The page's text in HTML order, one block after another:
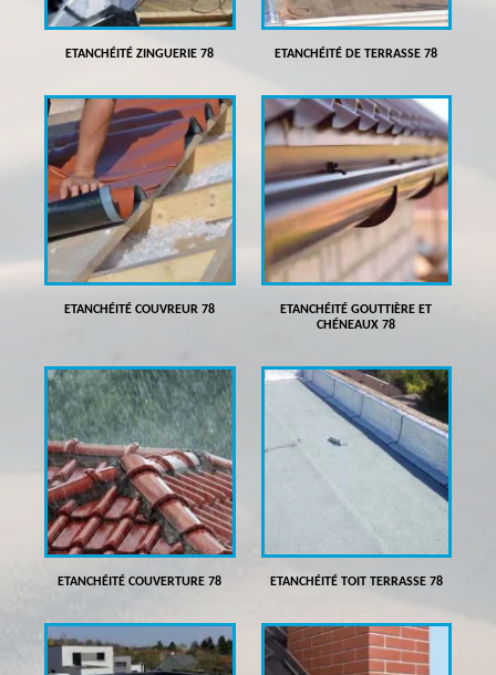
ETANCHÉITÉ ZINGUERIE 78 ETANCHÉITÉ DE TERRASSE 78
ETANCHÉITÉ COUVREUR 78
ETANCHÉITÉ GOUTTIÈRE ET
CHÉNEAUX 78
ETANCHÉITÉ COUVERTURE 78 ETANCHÉITÉ TOIT TERRASSE 78